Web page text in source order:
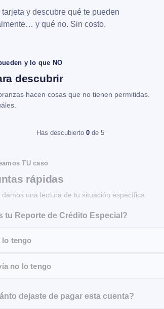
tarjeta y descubre qué te pueden
y qué no. Sin costo.
y lo que NO
descubrir
hacen cosas que no tienen permitidas.
Has descubierto 0 de 5
TU caso
rápidas
una lectura de tu situación específica.
tu Reporte de Crédito Especial?
lo tengo
no lo tengo
dejaste de pagar esta cuenta?